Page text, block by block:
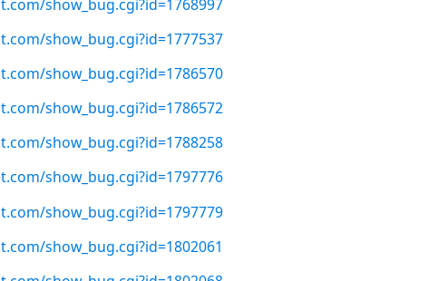
show_bug.cgi?id=1768997
show_bug.cgi?id=1777537
show_bug.cgi?id=1786570
show_bug.cgi?id=1786572
show_bug.cgi?id=1788258
show_bug.cgi?id=1797776
show_bug.cgi?id=1797779
show_bug.cgi?id=1802061